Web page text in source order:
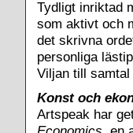
Tydligt inriktad
som aktivt och
det skrivna
personliga
Viljan till
Konst och
Artspeak har